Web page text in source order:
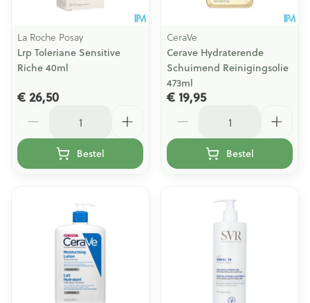
La Roche Posay
Lrp Toleriane Sensitive
Riche 40ml
€ 26,50
Bestel
CeraVe
Cerave Hydraterende
Schuimend Reinigingsolie
473ml
€ 19,95
Bestel